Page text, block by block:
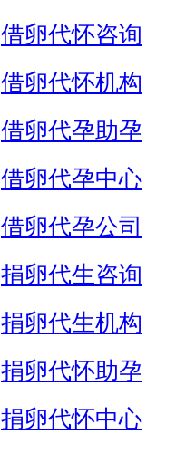
借卵代怀咨询
借卵代怀机构
借卵代孕助孕
借卵代孕中心
借卵代孕公司
捐卵代生咨询
捐卵代生机构
捐卵代怀助孕
捐卵代怀中心